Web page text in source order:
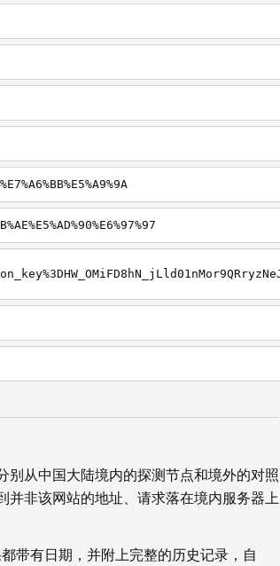
从中国大陆境内的探测节点和境外的对照
非该网站的地址、请求落在境内服务器上
带有日期，并附上完整的历史记录，自